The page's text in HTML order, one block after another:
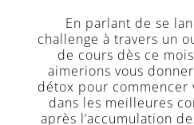
En parlant de se
challenge à travers un
de cours dès ce
aimerions vous
détox pour commencer
dans les meilleures
après l’accumulation